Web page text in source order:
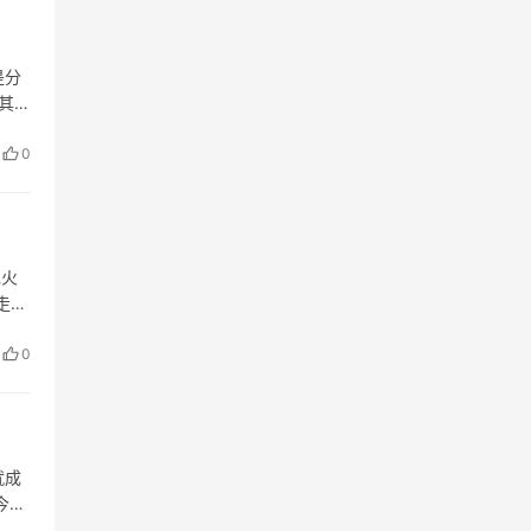
分
中
0
進
0
成
天